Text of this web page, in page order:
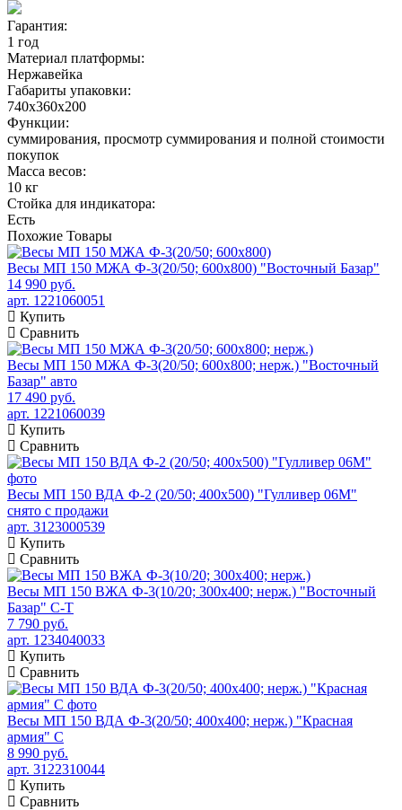
Гарантия:
1 год
Материал платформы:
Нержавейка
Габариты упаковки:
740х360х200
Функции:
суммирования, просмотр cуммирования и полной стоимости
покупок
Масса весов:
10 кг
Стойка для индикатора:
Есть
Похожие Товары
Весы МП 150 МЖА Ф-3(20/50; 600х800) "Восточный Базар"
14 990 руб.
арт. 1221060051
Купить
Сравнить
Весы МП 150 МЖА Ф-3(20/50; 600х800; нерж.) "Восточный
Базар" авто
17 490 руб.
арт. 1221060039
Купить
Сравнить
Весы МП 150 ВДА Ф-2 (20/50; 400х500) "Гулливер 06М"
снято с продажи
арт. 3123000539
Купить
Сравнить
Весы МП 150 ВЖА Ф-3(10/20; 300х400; нерж.) "Восточный
Базар" С-Т
7 790 руб.
арт. 1234040033
Купить
Сравнить
Весы МП 150 ВДА Ф-3(20/50; 400х400; нерж.) "Красная
армия" С
8 990 руб.
арт. 3122310044
Купить
Сравнить